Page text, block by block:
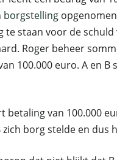
borgstelling
staan voor de
Roger beheer
100.000 euro. A en
betaling van 100.000
zich borg stelde en